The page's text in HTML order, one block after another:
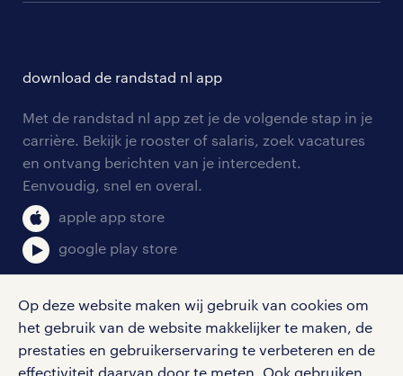
Op deze website maken wij gebruik van cookies om
het gebruik van de website makkelijker te maken, de
prestaties en gebruikerservaring te verbeteren en de
effectiviteit daarvan door te meten. Ook gebruiken
branches
tarieven
personeel gezocht
aanmelden nieuwsbrief
solliciteren
blogs en artikelen
salarischecker
bruto-netto calculator
onze vestigingen
pers
klachten en misstanden
download de randstad nl app
Met de randstad nl app zet je de volgende stap in je
carrière. Bekijk je rooster of salaris, zoek vacatures
en ontvang berichten van je intercedent.
Eenvoudig, snel en overal.
apple app store
google play store
social media